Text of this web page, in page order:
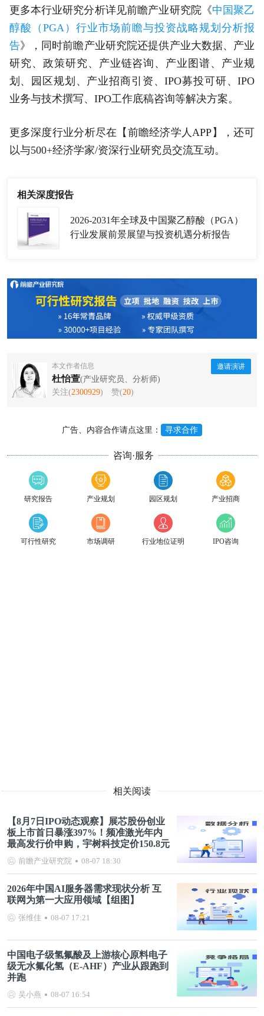
更多本行业研究分析详见前瞻产业研究院《中国聚乙
醇酸（PGA）行业市场前瞻与投资战略规划分析报
告》，同时前瞻产业研究院还提供产业大数据、产业
研究、政策研究、产业链咨询、产业图谱、产业规
划、园区规划、产业招商引资、IPO募投可研、IPO
业务与技术撰写、IPO工作底稿咨询等解决方案。
更多深度行业分析尽在【前瞻经济学人APP】，还可
以与500+经济学家/资深行业研究员交流互动。
相关深度报告
2026-2031年全球及中国聚乙醇酸（PGA）
行业发展前景展望与投资机遇分析报告
本文作者信息
杜怡萱(产业研究员、分析师)
关注(2300929) 赞(20)
邀请演讲
广告、内容合作请点这里： 寻求合作
咨询·服务
研究报告 产业规划 园区规划 产业招商
可行性研究 市场调研 行业地位证明 IPO咨询
相关阅读
【8月7日IPO动态观察】展芯股份创业
板上市首日暴涨397%！频准激光年内
最高发行价申购，宇树科技定价150.8元
前瞻产业研究院 08-07 18:30
2026年中国AI服务器需求现状分析 互
联网为第一大应用领域【组图】
张维佳 08-07 17:21
中国电子级氢氟酸及上游核心原料电子
级无水氟化氢（E-AHF）产业从跟跑到
并跑
吴小燕 08-07 16:54